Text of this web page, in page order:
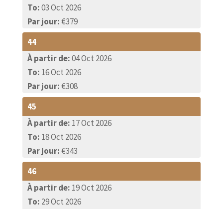
To:03 Oct 2026
Par jour:€379
44
À partir de:04 Oct 2026
To: 16 Oct 2026
Par jour:€308
45
À partir de: 17 Oct 2026
To: 18 Oct 2026
Par jour:€343
46
À partir de: 19 Oct 2026
To: 29 Oct 2026